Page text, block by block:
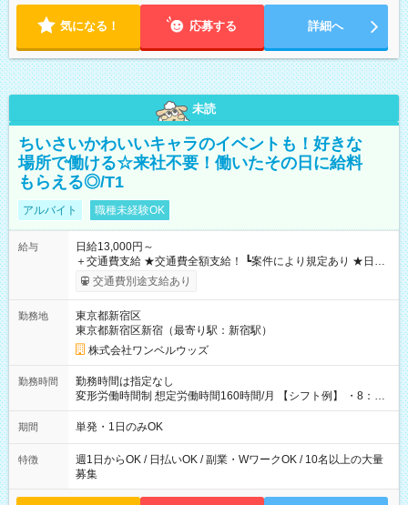
気になる！ 応募する 詳細へ
未読
ちいさいかわいいキャラのイベントも！好きな
場所で働ける☆来社不要！働いたその日に給料
もらえる◎/T1
アルバイト 職種未経験OK
給与
日給13,000円～
＋交通費支給 ★交通費全額支給！ ┗案件により規定あり ★日払
いOK！（規定あり） ┗働いたその日に現金GET♪ お仕事後はコ
ンビニATMから 日払い分を引き落とせます！ 【試用期間】試
交通費別途支給あり
勤務地
東京都新宿区
東京都新宿区新宿（最寄り駅：新宿駅）
株式会社ワンベルウッズ
勤務時間
勤務時間は指定なし
変形労働時間制 想定労働時間160時間/月 【シフト例】 ・8：00
～21：00
期間 単発・1日のみOK
特徴
週1日からOK / 日払いOK / 副業・WワークOK / 10名以上の大量
募集